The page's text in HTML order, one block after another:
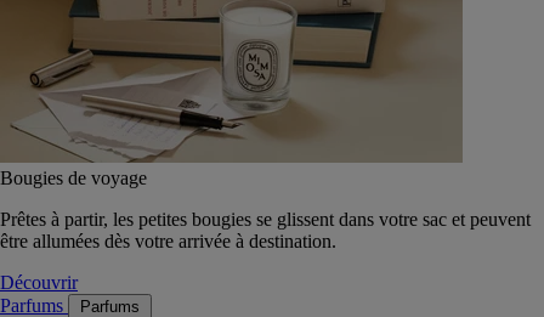
Bougies de voyage
Prêtes à partir, les petites bougies se glissent dans votre sac et peuvent
être allumées dès votre arrivée à destination.
Découvrir
Parfums
Parfums